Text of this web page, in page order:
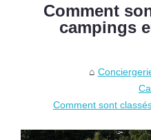
Comment
campings
Comment sont